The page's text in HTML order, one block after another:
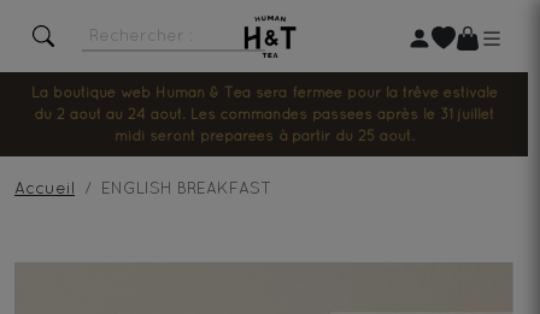
La boutique web Human & Tea sera fermée pour la trêve estivale
du 2 août au 24 août. Les commandes passées après le 31 juillet
midi seront préparées à partir du 25 août.
Accueil ENGLISH BREAKFAST